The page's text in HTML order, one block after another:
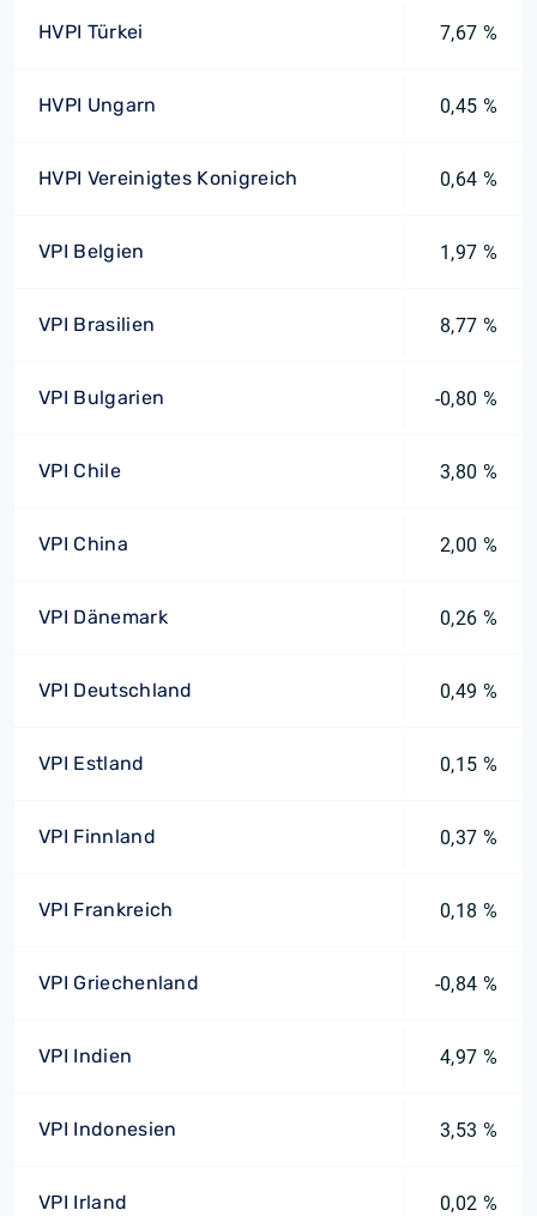
HVPI Türkei 7,67 %
HVPI Ungarn 0,45 %
HVPI Vereinigtes Konigreich 0,64 %
VPI Belgien 1,97 %
VPI Brasilien 8,77 %
VPI Bulgarien -0,80 %
VPI Chile 3,80 %
VPI China 2,00 %
VPI Dänemark 0,26 %
VPI Deutschland 0,49 %
VPI Estland 0,15 %
VPI Finnland 0,37 %
VPI Frankreich 0,18 %
VPI Griechenland -0,84 %
VPI Indien 4,97 %
VPI Indonesien 3,53 %
VPI Irland 0,02 %